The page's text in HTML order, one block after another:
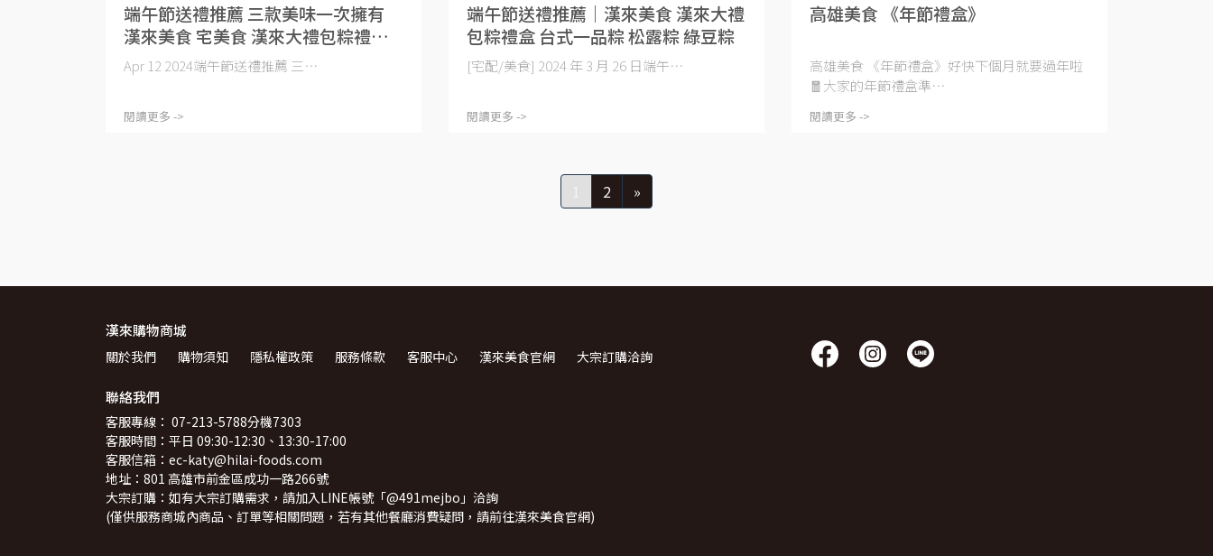
端午節送禮推薦 三款美味一次擁有
漢來美食 宅美食 漢來大禮包粽禮盒
五星主廚美味宅配到家 端午節粽子推
薦
Apr 12 2024端午節送禮推薦 三⋯
閱讀更多 ->
端午節送禮推薦｜漢來美食 漢來大禮
包粽禮盒 台式一品粽 松露粽 綠豆粽
[宅配/美食] 2024 年 3 月 26 日端午⋯
閱讀更多 ->
高雄美食 《年節禮盒》
高雄美食 《年節禮盒》好快下個月就要過年啦
🧧大家的年節禮盒準⋯
閱讀更多 ->
2 »
漢來購物商城
關於我們 購物須知 隱私權政策 服務條款 客服中心 漢來美食官網 大宗訂購洽詢
聯絡我們
客服專線： 07-213-5788分機7303
客服時間：平日 09:30-12:30、13:30-17:00
客服信箱：ec-katy@hilai-foods.com
地址：801 高雄市前金區成功一路266號
大宗訂購：如有大宗訂購需求，請加入LINE帳號「@491mejbo」洽詢
(僅供服務商城內商品、訂單等相關問題，若有其他餐廳消費疑問，請前往漢來美食官網)